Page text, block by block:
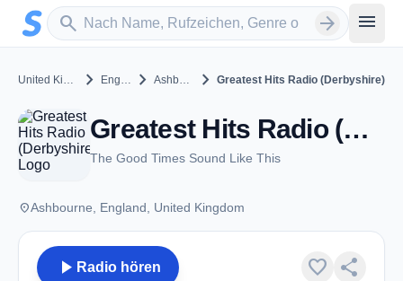
Zum Hauptinhalt springen
search
Sender suchen arrow_forward menu
United Kingdom chevron_right England chevron_right Ashbourne chevron_right Greatest Hits Radio (Derbyshire)
Greatest Hits Radio (Derbyshire) - FM 96.7 - Ashbourne
The Good Times Sound Like This
placeAshbourne, England, United Kingdom
play_arrow Radio hören favorite share